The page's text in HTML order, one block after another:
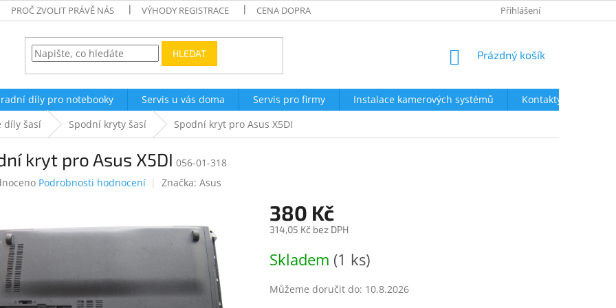
PROČ ZVOLIT PRÁVĚ NÁS VÝHODY REGISTRACE CENA DOPRAVY OBCHODNÍ PODMÍNKY
Přihlášení
HLEDAT
NÁKUPNÍ
Prázdný košík
díly pro notebooky Servis u vás doma Servis pro firmy Instalace kamerových systémů
Kontakty
díly šasí Spodní kryty šasí Spodní kryt pro Asus X5DI
kryt pro Asus X5DI 056-01-318
Podrobnosti hodnocení Značka: Asus
380 Kč
314,05 Kč bez DPH
cena:
Skladem (1 ks)
Můžeme doručit do: 10.8.2026